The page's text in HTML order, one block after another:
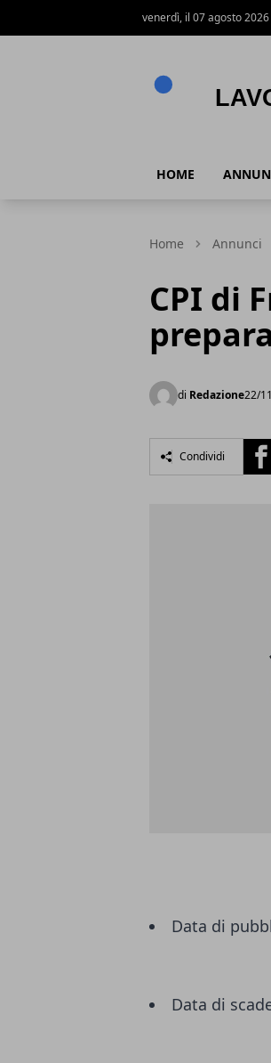
venerdì, il 07 agosto 2026
HOME
Home Annunci
CPI di
di Redazione22/
Condividi
Data di
Data di